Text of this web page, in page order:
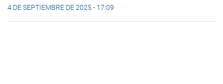
4 DE SEPTIEMBRE DE 2025 - 17:09